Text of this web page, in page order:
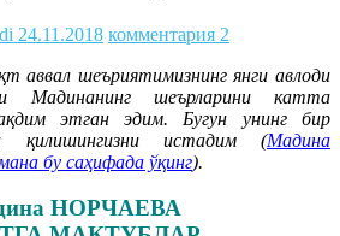
24.11.2018 комментария 2
аввал шеъриятимизнинг янги авлоди
Мадинанинг шеърларини катта
этган эдим. Бугун унинг бир
қилишингизни истадим (Мадина
бу саҳифада ўқинг).
НОРЧАЕВА